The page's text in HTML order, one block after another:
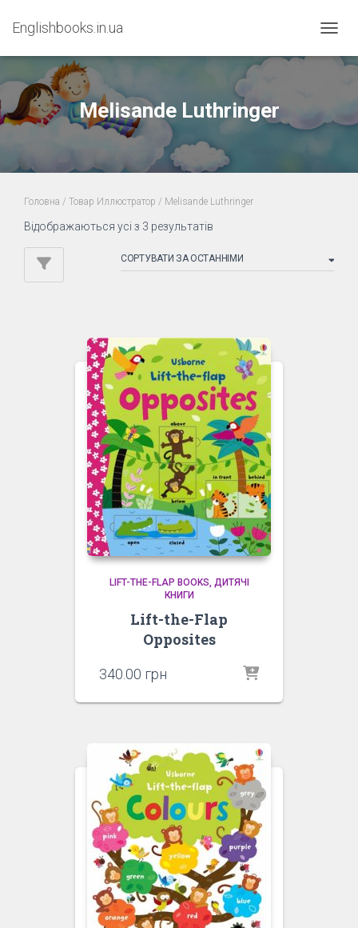
Englishbooks.in.ua
Melisande Luthringer
Головна / Товар Иллюстратор / Melisande Luthringer
Відображаються усі з 3 результатів
latest
LIFT-THE-FLAP BOOKS ДИТЯЧІ
КНИГИ
Lift-the-Flap
Opposites
340.00 грн